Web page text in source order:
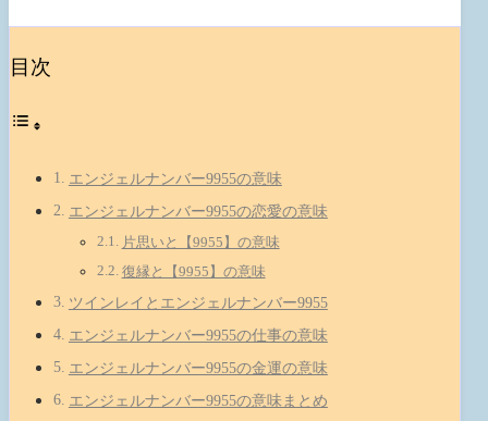
目次
エンジェルナンバー9955の意味
エンジェルナンバー9955の恋愛の意味
片思いと【9955】の意味
復縁と【9955】の意味
ツインレイとエンジェルナンバー9955
エンジェルナンバー9955の仕事の意味
エンジェルナンバー9955の金運の意味
エンジェルナンバー9955の意味まとめ